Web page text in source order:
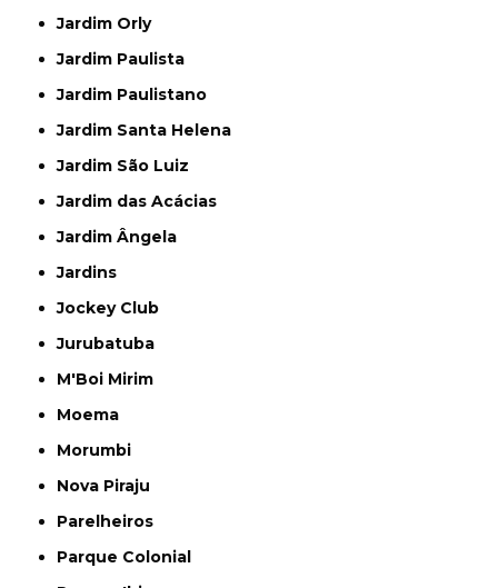
Jardim Orly
Jardim Paulista
Jardim Paulistano
Jardim Santa Helena
Jardim São Luiz
Jardim das Acácias
Jardim Ângela
Jardins
Jockey Club
Jurubatuba
M'Boi Mirim
Moema
Morumbi
Nova Piraju
Parelheiros
Parque Colonial